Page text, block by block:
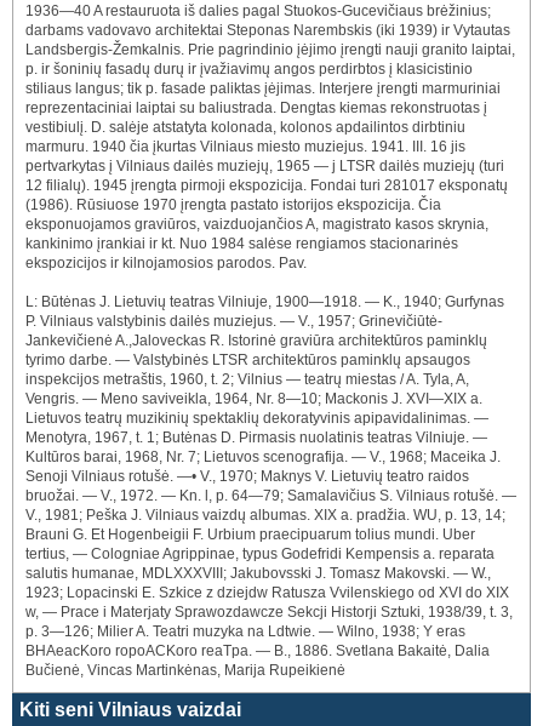
1936—40 A restauruota iš dalies pagal Stuokos-Gucevičiaus brėžinius;
darbams vadovavo architektai Steponas Narembskis (iki 1939) ir Vytautas
Landsbergis-Žemkalnis. Prie pagrindinio įėjimo įrengti nauji granito laiptai,
p. ir šoninių fasadų durų ir įvažiavimų angos perdirbtos į klasicistinio
stiliaus langus; tik p. fasade paliktas įėjimas. Interjere įrengti marmuriniai
reprezentaciniai laiptai su baliustrada. Dengtas kiemas rekonstruotas į
vestibiulį. D. salėje atstatyta kolonada, kolonos apdailintos dirbtiniu
marmuru. 1940 čia įkurtas Vilniaus miesto muziejus. 1941. III. 16 jis
pertvarkytas į Vilniaus dailės muziejų, 1965 — j LTSR dailės muziejų (turi
12 filialų). 1945 įrengta pirmoji ekspozicija. Fondai turi 281017 eksponatų
(1986). Rūsiuose 1970 įrengta pastato istorijos ekspozicija. Čia
eksponuojamos graviūros, vaizduojančios A, magistrato kasos skrynia,
kankinimo įrankiai ir kt. Nuo 1984 salėse rengiamos stacionarinės
ekspozicijos ir kilnojamosios parodos. Pav.
L: Būtėnas J. Lietuvių teatras Vilniuje, 1900—1918. — K., 1940; Gurfynas
P. Vilniaus valstybinis dailės muziejus. — V., 1957; Grinevičiūtė-
Jankevičienė A.,Jaloveckas R. Istorinė graviūra architektūros paminklų
tyrimo darbe. — Valstybinės LTSR architektūros paminklų apsaugos
inspekcijos metraštis, 1960, t. 2; Vilnius — teatrų miestas / A. Tyla, A,
Vengris. — Meno saviveikla, 1964, Nr. 8—10; Mackonis J. XVI—XIX a.
Lietuvos teatrų muzikinių spektaklių dekoratyvinis apipavidalinimas. —
Menotyra, 1967, t. 1; Butėnas D. Pirmasis nuolatinis teatras Vilniuje. —
Kultūros barai, 1968, Nr. 7; Lietuvos scenografija. — V., 1968; Maceika J.
Senoji Vilniaus rotušė. —• V., 1970; Maknys V. Lietuvių teatro raidos
bruožai. — V., 1972. — Kn. l, p. 64—79; Samalavičius S. Vilniaus rotušė. —
V., 1981; Peška J. Vilniaus vaizdų albumas. XIX a. pradžia. WU, p. 13, 14;
Brauni G. Et Hogenbeigii F. Urbium praecipuarum tolius mundi. Uber
tertius, — Cologniae Agrippinae, typus Godefridi Kempensis a. reparata
salutis humanae, MDLXXXVIII; Jakubovsski J. Tomasz Makovski. — W.,
1923; Lopacinski E. Szkice z dziejdw Ratusza Vvilenskiego od XVI do XIX
w, — Prace i Materjaty Sprawozdawcze Sekcji Historji Sztuki, 1938/39, t. 3,
p. 3—126; Milier A. Teatri muzyka na Ldtwie. — Wilno, 1938; Y eras
BHAeacKoro ropoACKoro reaTpa. — B., 1886. Svetlana Bakaitė, Dalia
Bučienė, Vincas Martinkėnas, Marija Rupeikienė
Kiti seni Vilniaus vaizdai